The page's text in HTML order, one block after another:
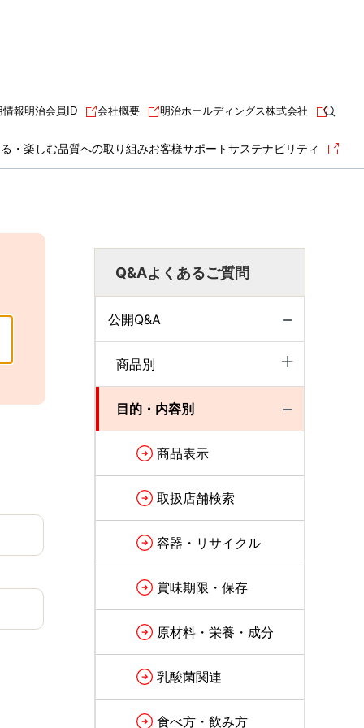
・楽しむ品質への取り組みお客様サポートサステナビリティ
情報明治会員ID 会社概要 明治ホールディングス株式会社
Q&Aよくあるご質問
公開Q&A
商品別
目的・内容別
商品表示
取扱店舗検索
容器・リサイクル
賞味期限・保存
原材料・栄養・成分
乳酸菌関連
食べ方・飲み方